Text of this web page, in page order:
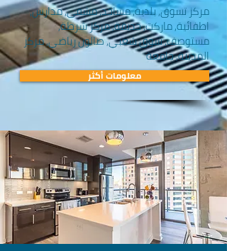
مركز تسوق, بلدية, مساجد, مشفى, مدارس,
اطفائية, ماركت, حديقة, مركز شرطة,
مستوصف, سوق شعبي, صالون رياضي, مركز
المدينة, جامعة
معلومات أكثر